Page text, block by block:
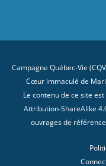
Campagne Québec-Vie
Cœur immaculé de
Le contenu de ce site
Attribution-ShareAlike
ouvrages de